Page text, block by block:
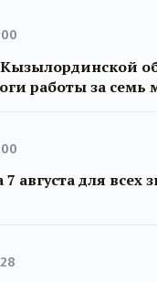
работы за семь
августа для всех